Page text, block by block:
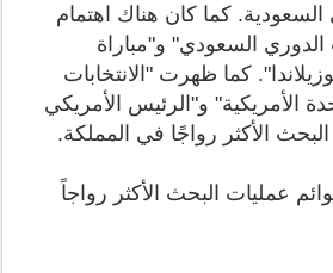
السعودية. كما كان هناك اهتمام
السعودي" و"مباراة
كما ظهرت "الانتخابات
الأمريكية" و"الرئيس الأمريكي
الأكثر رواجًا في المملكة.
عمليات البحث الأكثر رواجاً